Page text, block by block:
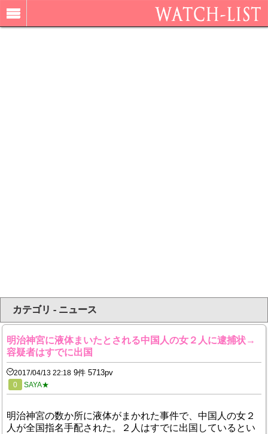
カテゴリ - ニュース
明治神宮に液体まいたとされる中国人の女２人に逮捕状→
容疑者はすでに出国
2017/04/13 22:18 9件 5713pv
0 SAYA★
明治神宮の数か所に液体がまかれた事件で、中国人の女２
人が全国指名手配された。２人はすでに出国しているとい